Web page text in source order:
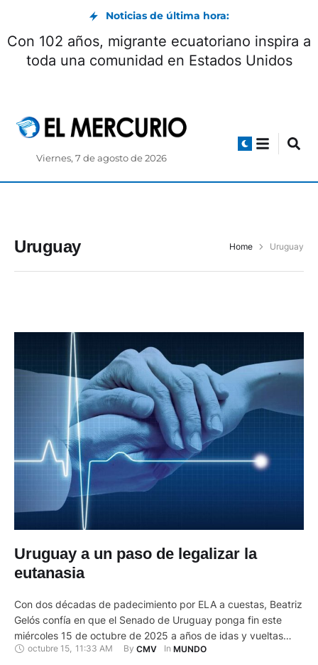
Noticias de última hora:
Con 102 años, migrante ecuatoriano inspira a
toda una comunidad en Estados Unidos
Viernes, 7 de agosto de 2026
Uruguay Home Uruguay
Uruguay a un paso de legalizar la
eutanasia
Con dos décadas de padecimiento por ELA a cuestas, Beatriz
Gelós confía en que el Senado de Uruguay ponga fin este
miércoles 15 de octubre de 2025 a años de idas y vueltas
parlamentarias para transformar en ley un proyecto de
octubre 15, 11:33 AM By CMV In MUNDO